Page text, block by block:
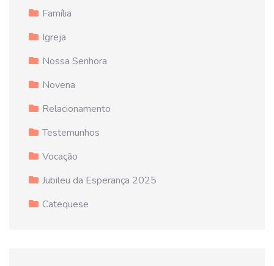
Família
Igreja
Nossa Senhora
Novena
Relacionamento
Testemunhos
Vocação
Jubileu da Esperança 2025
Catequese